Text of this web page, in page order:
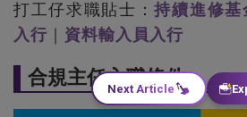
打工仔求職貼士：持續進修基
入行 ｜ 資料輸入員入行
合規主任入職條件
Next Article